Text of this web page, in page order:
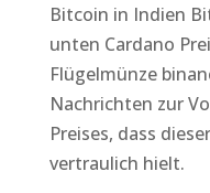
Bitcoin in Indien
unten Cardano
Flügelmünze
Nachrichten zur
Preises, dass
vertraulich hielt.